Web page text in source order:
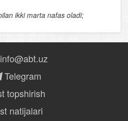
va rivojlanishi
va mavsumiy hodisalarga
ikki marta nafas oladi;
info@abt.uz
Telegram
topshirish
natijalari